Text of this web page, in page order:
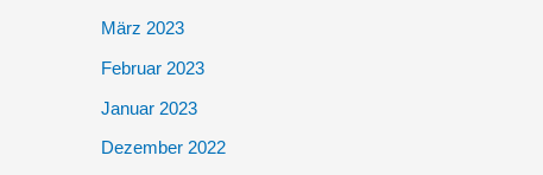
März 2023
Februar 2023
Januar 2023
Dezember 2022